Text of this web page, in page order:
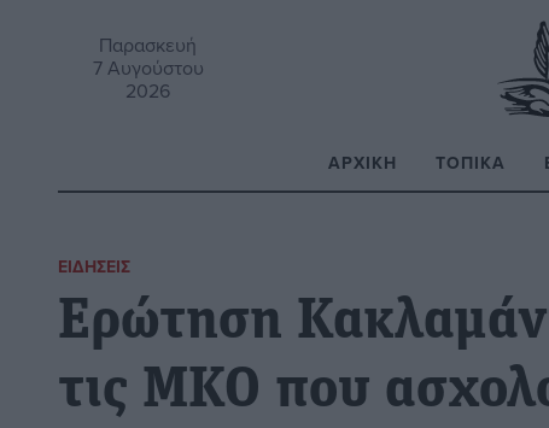
Παρασκευή
7 Αυγούστου
2026
ΑΡΧΙΚΉ ΤΟΠΙΚΆ
ΕΙΔΉΣΕΙΣ
Ερώτηση
τις ΜΚΟ που